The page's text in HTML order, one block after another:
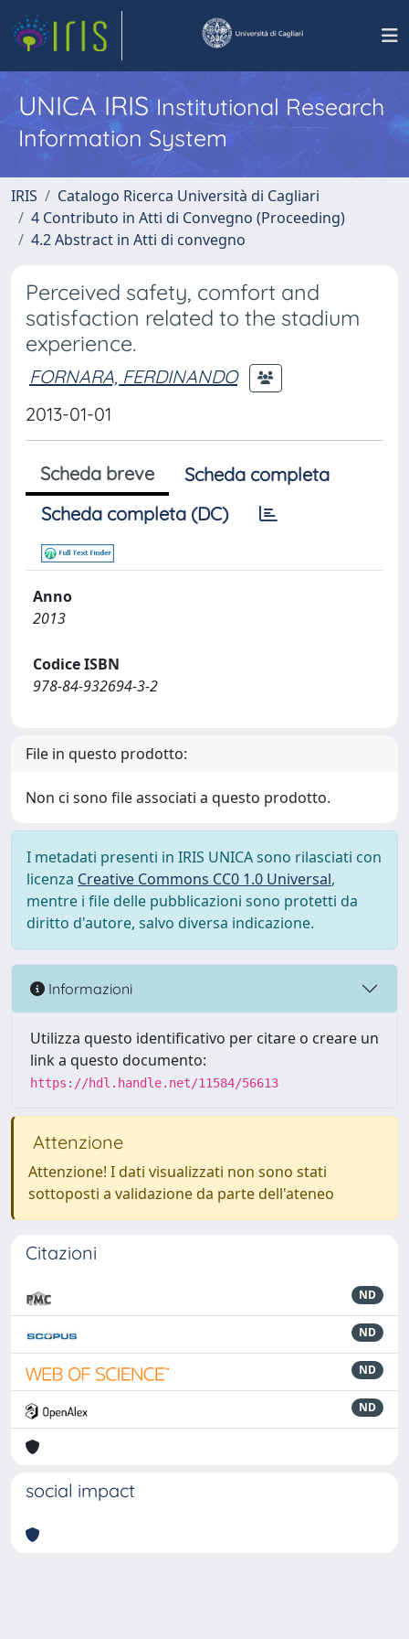
UNICA IRISInstitutional Research
Information System
IRIS
Catalogo Ricerca Università di Cagliari
4 Contributo in Atti di Convegno (Proceeding)
4.2 Abstract in Atti di convegno
Perceived safety, comfort and
satisfaction related to the stadium
experience.
FORNARA, FERDINANDO
2013-01-01
Scheda breve
Scheda completa
Scheda completa (DC)
Anno
2013
Codice ISBN
978-84-932694-3-2
File in questo prodotto:
Non ci sono file associati a questo prodotto.
I metadati presenti in IRIS UNICA sono rilasciati con
licenza Creative Commons CC0 1.0 Universal,
mentre i file delle pubblicazioni sono protetti da
diritto d'autore, salvo diversa indicazione.
Informazioni
Utilizza questo identificativo per citare o creare un
link a questo documento:
https://hdl.handle.net/11584/56613
Attenzione
Attenzione! I dati visualizzati non sono stati
sottoposti a validazione da parte dell'ateneo
Citazioni
ND
ND
ND
ND
social impact